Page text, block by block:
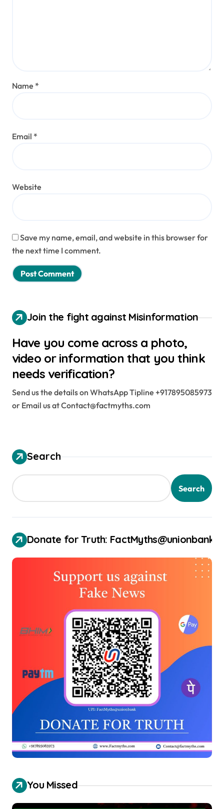
Name *
Email *
Website
Save my name, email, and website in this browser for
the next time I comment.
Join the fight against Misinformation
Have you come across a photo,
video or information that you think
needs verification?
Send us the details on WhatsApp Tipline +917895085973
or Email us at Contact@factmyths.com
Search
Search
Donate for Truth: FactMyths@unionbank
You Missed